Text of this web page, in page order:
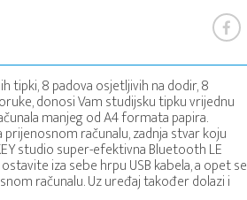
tipki, 8 padova osjetljivih na dodir, 8
donosi Vam studijsku tipku vrijednu
manjeg od A4 formata papira.
računalu, zadnja stvar koju
studio super-efektivna Bluetooth LE
iza sebe hrpu USB kabela, a opet se
računalu. Uz uređaj također dolazi i